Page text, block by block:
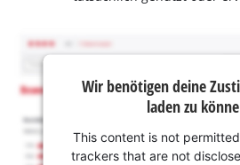
Wir benötigen deine
laden zu
This content is not
trackers that are not